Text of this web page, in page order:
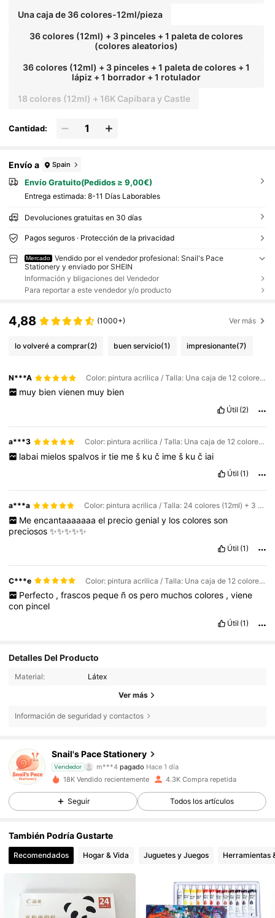
Una caja de 36 colores-12ml/pieza
36 colores (12ml) + 3 pinceles + 1 paleta de colores
(colores aleatorios)
36 colores (12ml) + 3 pinceles + 1 paleta de colores + 1
lápiz + 1 borrador + 1 rotulador
18 colores (12ml) + 16K Capibara y Castle
Cantidad:
Envío a Spain
Envío Gratuito(Pedidos ≥ 9,00€)
Entrega estimada: 8-11 Días Laborables
Devoluciones gratuitas en 30 días
Pagos seguros · Protección de la privacidad
Mercado
Vendido por el vendedor profesional: Snail's Pace
Stationery y enviado por SHEIN
Información y bligaciones del Vendedor
Para reportar a este vendedor y/o producto
4,88 (1000+) Ver más
lo volveré a comprar(2) buen servicio(1) impresionante(7)
N***A Color: pintura acrilica / Talla: Una caja de 12 colores-5ml/tubo
muy bien vienen muy bien
Útil (2)
a***3 Color: pintura acrilica / Talla: Una caja de 12 colores-12ml/tubo
labai mielos spalvos ir tie me š ku č ime š ku č iai
Útil (1)
a***a Color: pintura acrilica / Talla: 24 colores (12ml) + 3 pinceles + 1 paleta de colores (colores aleatorios)
Me encantaaaaaaa el precio genial y los colores son
preciosos✨✨✨✨✨
Útil (1)
C***e Color: pintura acrilica / Talla: Una caja de 12 colores-5ml/tubo
Perfecto , frascos peque ñ os pero muchos colores , viene
con pincel
Útil (1)
Detalles Del Producto
Material: Látex
Ver más
Información de seguridad y contactos
Snail's Pace Stationery
Vendedor
4,90
1.4K Seguidores
m***4 pagado Hace 1 día
1.4K Seguidores
4,90
18K Vendido recientemente 4.3K Compra repetida
Seguir Todos los artículos
También Podría Gustarte
Recomendados Hogar & Vida Juguetes y Juegos Herramientas